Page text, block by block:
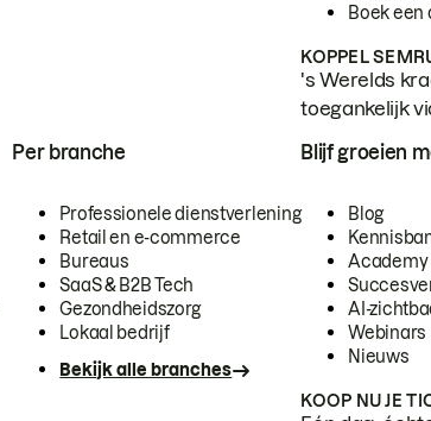
Boek een
KOPPEL
's Werelds
toegankelijk
Per branche
Professionele dienstverlening
Retail en e-commerce
Bureaus
SaaS & B2B Tech
Gezondheidszorg
Lokaal bedrijf
Bekijk alle branches
Blijf groeien
Blog
Academy
AI-
Webinars
Nieuws
KOOP NU JE